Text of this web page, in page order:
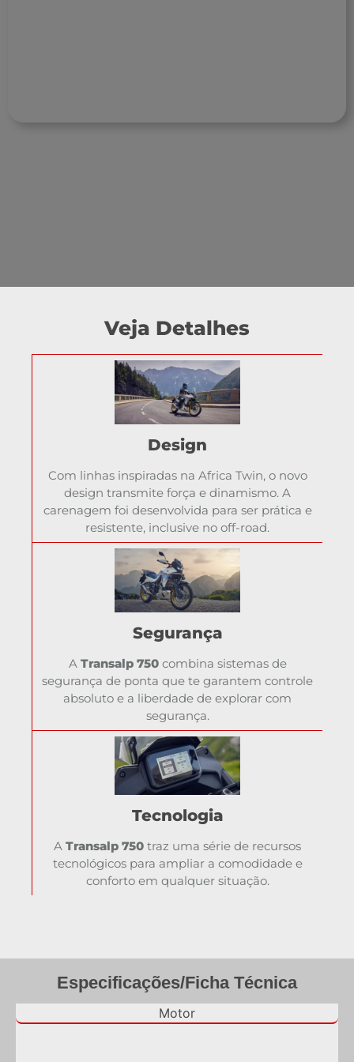
Veja Detalhes
Design
Com linhas inspiradas na Africa Twin, o novo
design transmite força e dinamismo. A
carenagem foi desenvolvida para ser prática e
resistente, inclusive no off-road.
Segurança
A Transalp 750combina sistemas de
segurança de ponta que te garantem controle
absoluto e a liberdade de explorar com
segurança.
Tecnologia
A Transalp 750 traz uma série de recursos
tecnológicos para ampliar a comodidade e
conforto em qualquer situação.
Especificações/Ficha Técnica
Motor